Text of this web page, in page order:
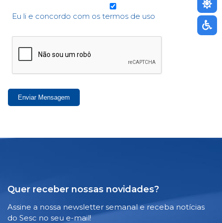
Eu li e concordo com os termos de uso
Enviar Mensagem
Quer receber nossas novidades?
Assine a nossa newsletter semanal e receba notícias
do Sesc no seu e-mail!